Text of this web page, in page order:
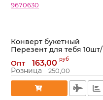
Конверт букетный
Перезент для тебя 10шт/
Артикул: 9670630
Опт 163,00 руб
Розница 250,00